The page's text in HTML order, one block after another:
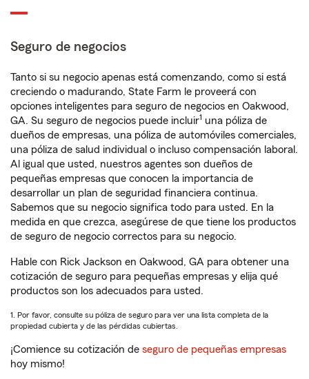
Seguro de negocios
Tanto si su negocio apenas está comenzando, como si está
creciendo o madurando, State Farm le proveerá con
opciones inteligentes para seguro de negocios en Oakwood,
GA. Su seguro de negocios puede incluir1 una póliza de
dueños de empresas, una póliza de automóviles comerciales,
una póliza de salud individual o incluso compensación laboral.
Al igual que usted, nuestros agentes son dueños de
pequeñas empresas que conocen la importancia de
desarrollar un plan de seguridad financiera continua.
Sabemos que su negocio significa todo para usted. En la
medida en que crezca, asegúrese de que tiene los productos
de seguro de negocio correctos para su negocio.
Hable con Rick Jackson en Oakwood, GA para obtener una
cotización de seguro para pequeñas empresas y elija qué
productos son los adecuados para usted.
1. Por favor, consulte su póliza de seguro para ver una lista completa de la
propiedad cubierta y de las pérdidas cubiertas.
¡Comience su cotización de seguro de pequeñas empresas
hoy mismo!